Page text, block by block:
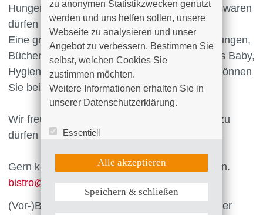
Hunger Bockwurst und Knacker. Eis- und Süßwaren
dürfen natürlich nicht fehlen.
Eine große Auswahl an Zeitschriften und Zeitungen,
Büchern, Postkarten für liebe Grüße, alles fürs Baby,
Hygieneartikel, auch zu Hause vergessenes können
Sie bei uns im Presseshop erwerben.
Wir freuen uns darauf, Sie bei uns begrüßen zu
dürfen und stehen gern zur Verfügung.
Gern können Sie uns auch eine Mail schreiben.
bistro@ suedstadt-rostock.de
(Vor-)Bestellungen können Sie telefonisch unter
zu anonymen Statistikzwecken genutzt
werden und uns helfen sollen, unsere
Webseite zu analysieren und unser
Angebot zu verbessern. Bestimmen Sie
selbst, welchen Cookies Sie
zustimmen möchten.
Weitere Informationen erhalten Sie in
unserer Datenschutzerklärung.
Essentiell
UX (Hotjar)
Weitere Informationen anzeigen
Alle akzeptieren
Speichern & schließen